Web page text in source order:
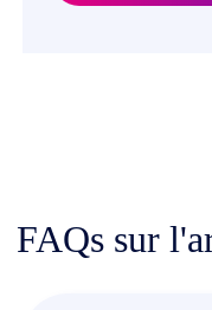
FAQs sur